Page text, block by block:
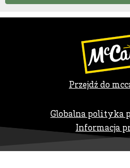
Przejdź do
Globalna polityka
Informacja